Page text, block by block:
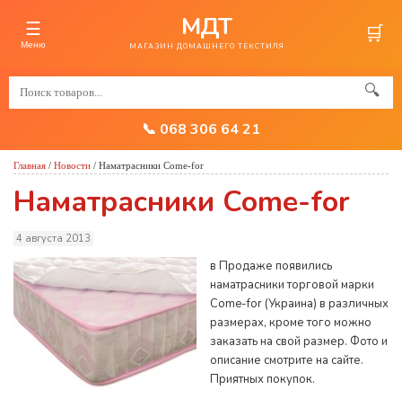
☰
Меню
МДТ
МАГАЗИН ДОМАШНЕГО ТЕКСТИЛЯ 🛒
🔍
📞 068 306 64 21
Главная / Новости / Наматрасники Come-for
Наматрасники Come-for
4 августа 2013
в Продаже появились
наматрасники торговой марки
Come-for (Украина) в различных
размерах, кроме того можно
заказать на свой размер. Фото и
описание смотрите на сайте.
Приятных покупок.